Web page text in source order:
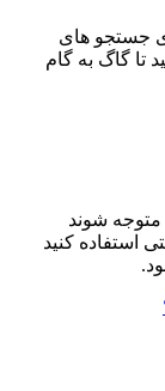
ی جستجو های
تا گاگ به گام
متوجه شوند
استفاده کنید